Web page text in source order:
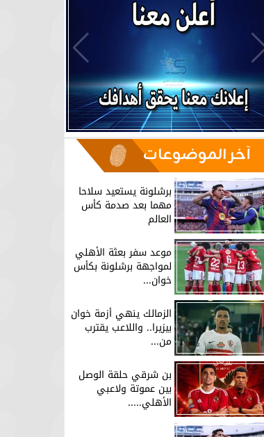
آخر الموضوعات
برشلونة يستعيد سلاحا
مهما بعد صدمة كأس
العالم
موعد سفر بعثة الأهلي
لمواجهة برشلونة بكأس
خوان...
الزمالك ينهي أزمة خوان
بيزيرا.. واللاعب يقترب
من...
بن شرقي حلقة الوصل
بين عموتة ولاعبي
الأهلي.....